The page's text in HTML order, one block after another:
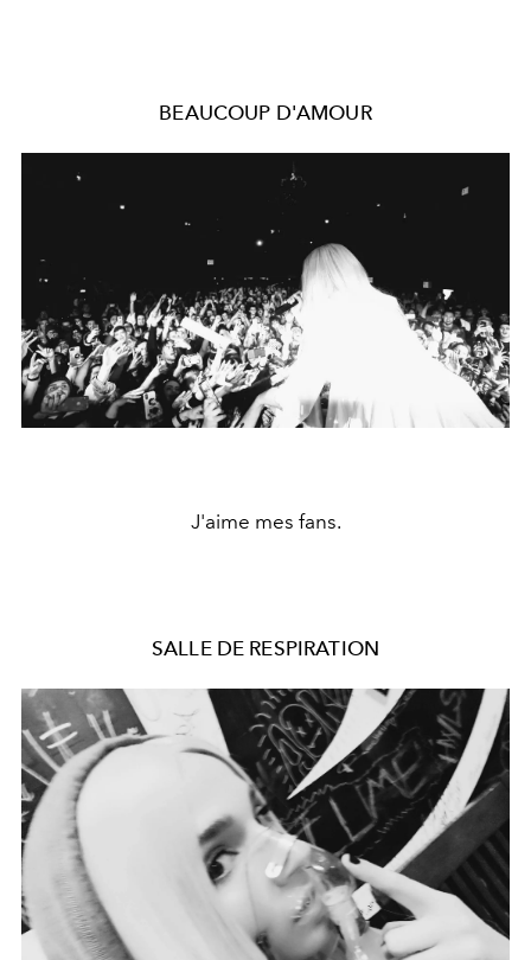
BEAUCOUP D'AMOUR
J'aime mes fans.
SALLE DE RESPIRATION